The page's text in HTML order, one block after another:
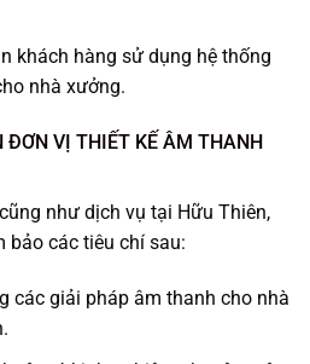
khách hàng sử dụng hệ thống
nhà xưởng.
ĐƠN VỊ THIẾT KẾ ÂM THANH
như dịch vụ tại Hữu Thiên,
bảo các tiêu chí sau:
các giải pháp âm thanh cho nhà